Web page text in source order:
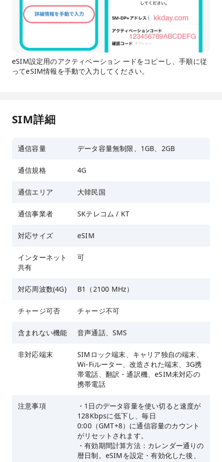
eSIM設定用のアクティベーション ードをコピーし、手順に従
ってeSIM情報を手動で入力してください。
SIM詳細
通信容量 データ容量無制限、1GB、2GB
通信規格 4G
通信エリア 大韓民国
通信事業者 SKテレコム / KT
対応サイズ eSIM
インターネット
共有
可
対応周波数(4G) B1（2100 MHz）
チャージ可否 チャージ不可
含まれない機能 音声通話、SMS
非対応端末
SIMロック端末、キャリア独自の端末、
Wi-Fiルーター、改造された端末、3G携
帯電話、翻訳・通訳機、eSIM未対応の
携帯電話
注意事項
・1日のデータ容量を使い切ると速度が
128Kbpsに低下し、毎日
0:00（GMT+8）に通信容量のカウント
がリセットされます。
・有効期間計算方法：カレンダー通りの
暦日制。eSIMを設定・有効化した後、